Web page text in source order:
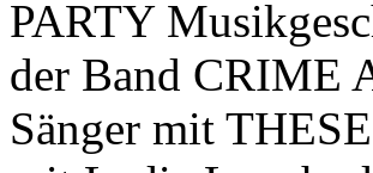
PARTY
der Band CRIME
Sänger mit